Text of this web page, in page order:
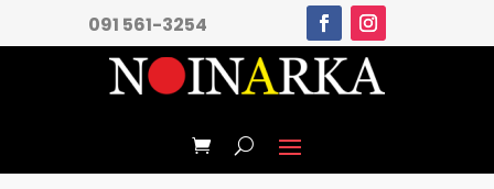
091 561-3254